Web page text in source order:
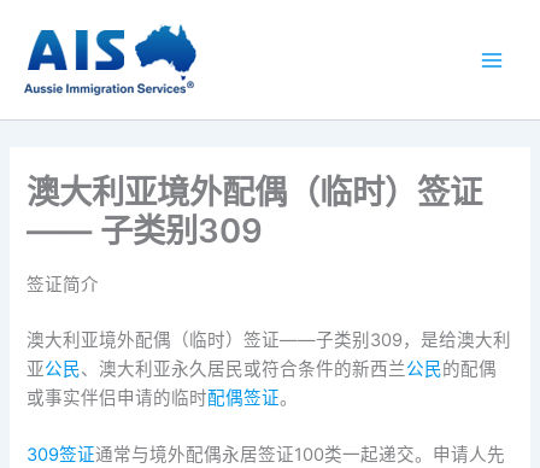
澳大利亚境外配偶（临时）签证
—— 子类别309
签证简介
澳大利亚境外配偶（临时）签证——子类别309，是给澳大利
亚公民、澳大利亚永久居民或符合条件的新西兰公民的配偶
或事实伴侣申请的临时配偶签证。
309签证通常与境外配偶永居签证100类一起递交。申请人先